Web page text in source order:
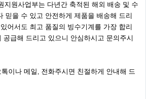
지원사업부는 다년간 축적된 해외 배송 및 수
믿을 수 있고 안전하게 제품을 배송해 드리
어서도 최고 품질의 빙수기계를 가장 합리
공급해 드리고 있으니 안심하시고 문의주시
이나 메일, 전화주시면 친절하게 안내해 드